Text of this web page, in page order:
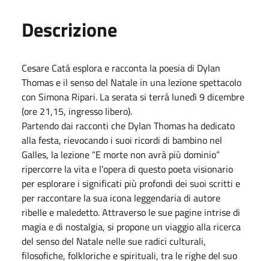
Descrizione
Cesare Catá esplora e racconta la poesia di Dylan
Thomas e il senso del Natale in una lezione spettacolo
con Simona Ripari. La serata si terrà lunedì 9 dicembre
(ore 21,15, ingresso libero).
Partendo dai racconti che Dylan Thomas ha dedicato
alla festa, rievocando i suoi ricordi di bambino nel
Galles, la lezione “E morte non avrà più dominio”
ripercorre la vita e l'opera di questo poeta visionario
per esplorare i significati più profondi dei suoi scritti e
per raccontare la sua icona leggendaria di autore
ribelle e maledetto. Attraverso le sue pagine intrise di
magia e di nostalgia, si propone un viaggio alla ricerca
del senso del Natale nelle sue radici culturali,
filosofiche, folkloriche e spirituali, tra le righe del suo